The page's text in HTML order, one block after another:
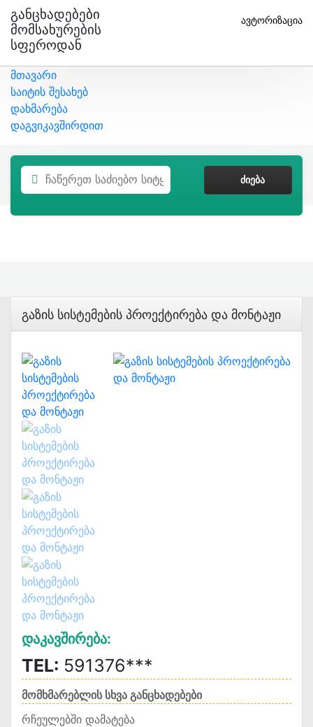
Განცხადებები
Მომსახურების
Სფეროდან
ავტორიზაცია
მთავარი
საიტის შესახებ
დახმარება
დაგვიკავშირდით
ᲫᲘᲔᲑᲐ
Გაზის Სისტემების Პროექტირება Და Მონტაჟი
Დაკავშირება:
TEL: 591376***
მომხმარებლის სხვა განცხადებები
რჩეულებში დამატება